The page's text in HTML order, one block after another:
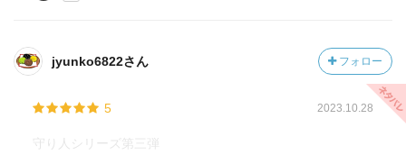
jyunko6822さん フォロー
5 2023.10.28
守り人シリーズ第三弾